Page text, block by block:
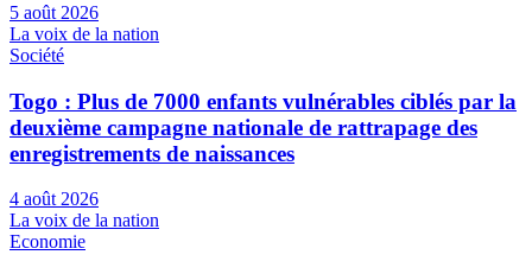
5 août 2026
La voix de la nation
Société
Togo : Plus de 7000 enfants vulnérables ciblés par la
deuxième campagne nationale de rattrapage des
enregistrements de naissances
4 août 2026
La voix de la nation
Economie